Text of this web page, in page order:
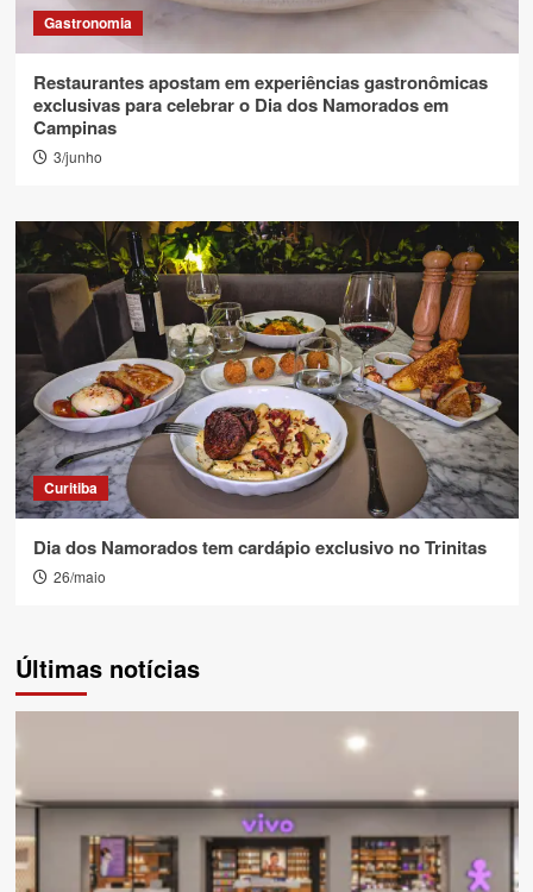
Gastronomia
Restaurantes apostam em experiências gastronômicas
exclusivas para celebrar o Dia dos Namorados em
Campinas
3/junho
Curitiba
Dia dos Namorados tem cardápio exclusivo no Trinitas
26/maio
Últimas notícias